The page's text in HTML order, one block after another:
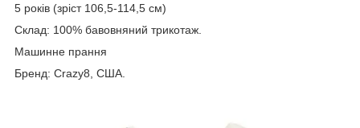
5 років (зріст 106,5-114,5 см)
Склад: 100% бавовняний трикотаж.
Машинне прання
Бренд: Crazy8, США.